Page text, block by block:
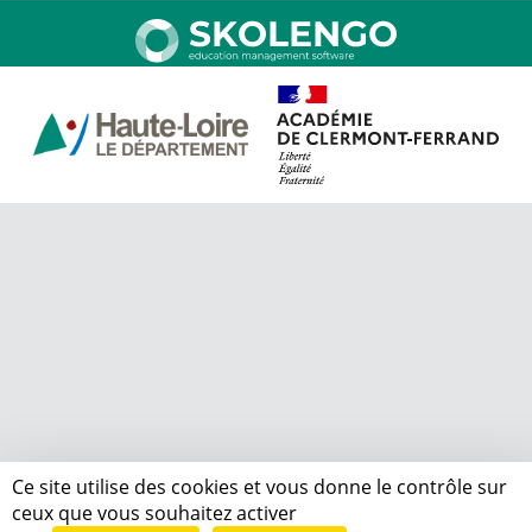
Ce site utilise des cookies et vous donne le contrôle sur
ceux que vous souhaitez activer